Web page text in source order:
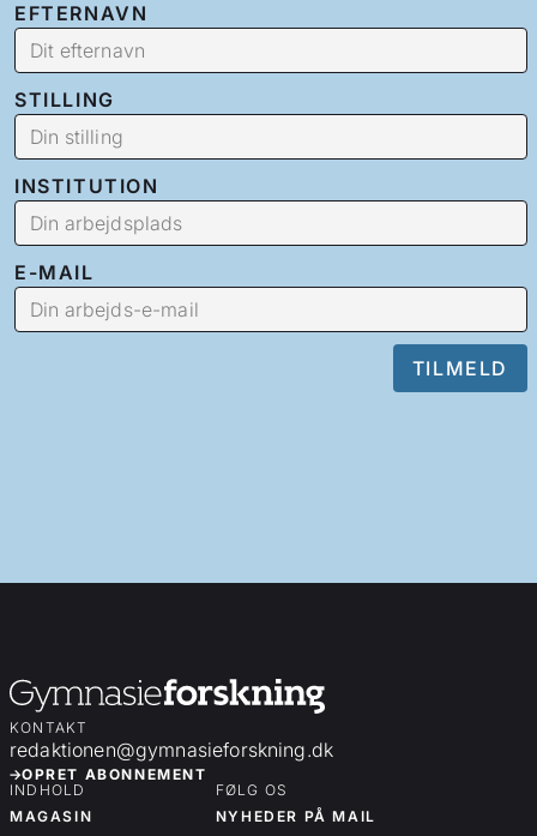
EFTERNAVN
STILLING
INSTITUTION
E-MAIL
KONTAKT
redaktionen@gymnasieforskning.dk
OPRET ABONNEMENT
INDHOLD
MAGASIN
FØLG OS
NYHEDER PÅ MAIL